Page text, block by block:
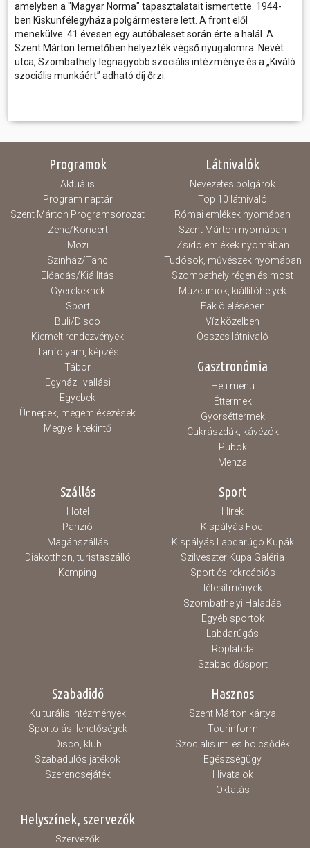
amelyben a "Magyar Norma" tapasztalatait ismertette. 1944-
ben Kiskunfélegyháza polgármestere lett. A front elől
menekülve. 41 évesen egy autóbaleset során érte a halál. A
Szent Márton temetőben helyezték végső nyugalomra. Nevét
utca, Szombathely legnagyobb szociális intézménye és a „Kiváló
szociális munkáért” adható díj őrzi.
Programok
Aktuális
Program naptár
Szent Márton Programsorozat
Zene/Koncert
Mozi
Színház/Tánc
Előadás/Kiállítás
Gyerekeknek
Sport
Buli/Disco
Kiemelt rendezvények
Tanfolyam, képzés
Tábor
Egyházi, vallási
Egyebek
Ünnepek, megemlékezések
Megyei kitekintő
Látnivalók
Nevezetes polgárok
Top 10 látnivaló
Római emlékek nyomában
Szent Márton nyomában
Zsidó emlékek nyomában
Tudósok, művészek nyomában
Szombathely régen és most
Múzeumok, kiállítóhelyek
Fák ölelésében
Víz közelben
Összes látnivaló
Gasztronómia
Heti menü
Éttermek
Gyorséttermek
Cukrászdák, kávézók
Pubok
Menza
Szállás
Hotel
Panzió
Magánszállás
Diákotthon, turistaszálló
Kemping
Sport
Hírek
Kispályás Foci
Kispályás Labdarúgó Kupák
Szilveszter Kupa Galéria
Sport és rekreációs
létesítmények
Szombathelyi Haladás
Egyéb sportok
Labdarúgás
Röplabda
Szabadidősport
Szabadidő
Kulturális intézmények
Sportolási lehetőségek
Disco, klub
Szabadulós játékok
Szerencsejáték
Hasznos
Szent Márton kártya
Tourinform
Szociális int. és bölcsődék
Egészségügy
Hivatalok
Oktatás
Helyszínek, szervezők
Szervezők